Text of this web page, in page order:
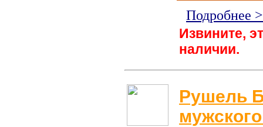
Подробнее
Извините,
наличии.
Рушель